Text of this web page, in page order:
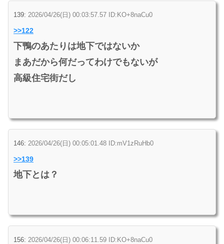
139: 2026/04/26(日) 00:03:57.57 ID:KO+8naCu0
>>122
下鴨のあたりは地下ではないか
まあだから何だってわけでもないが
高級住宅街だし
146: 2026/04/26(日) 00:05:01.48 ID:mV1zRuHb0
>>139
地下とは？
156: 2026/04/26(日) 00:06:11.59 ID:KO+8naCu0